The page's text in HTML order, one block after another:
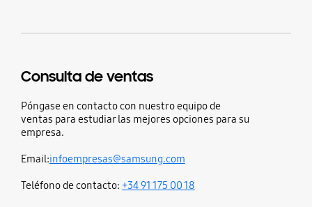
Consulta de ventas
Póngase en contacto con nuestro equipo de
ventas para estudiar las mejores opciones para su
empresa.
Email:infoempresas@samsung.com
Teléfono de contacto: +34 91 175 00 18